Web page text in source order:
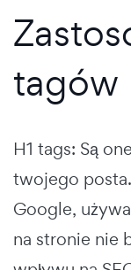
tagów
H1 tags: Są
twojego
Google,
na stronie nie